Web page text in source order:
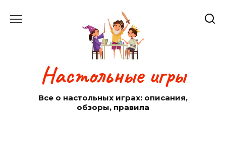
Настольные игры
Все о настольных играх: описания,
обзоры, правила